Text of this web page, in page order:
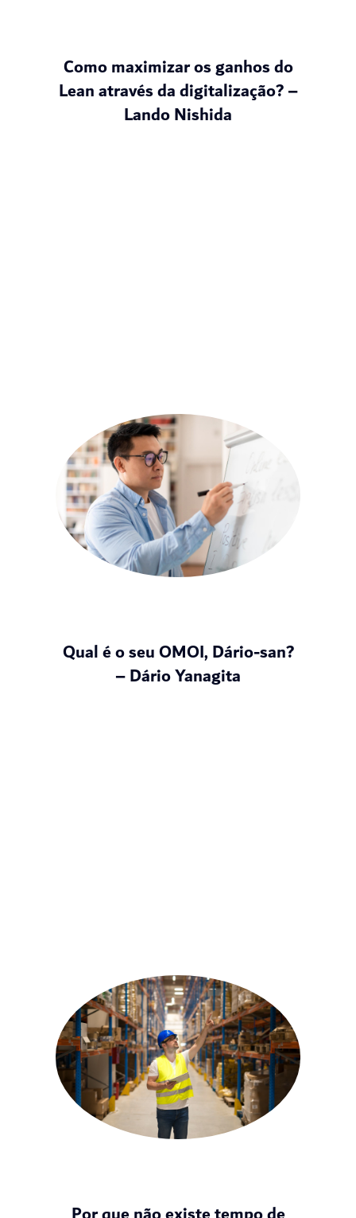
Como maximizar os ganhos do
Lean através da digitalização? –
Lando Nishida
Qual é o seu OMOI, Dário-san?
– Dário Yanagita